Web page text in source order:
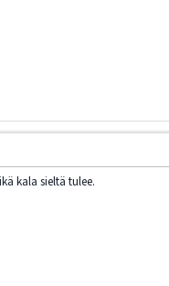
kala sieltä tulee.